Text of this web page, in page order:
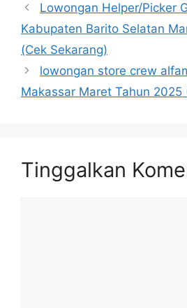
Lowongan Helper/Picker
Kabupaten Barito Selatan
(Cek Sekarang)
lowongan store crew
Makassar Maret Tahun 2025
Tinggalkan